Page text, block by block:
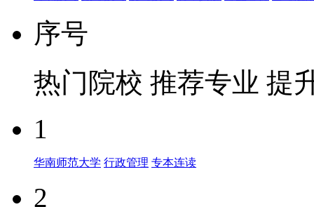
序号
热门院校 推荐专业 提
1
华南师范大学 行政管理 专本连读
2